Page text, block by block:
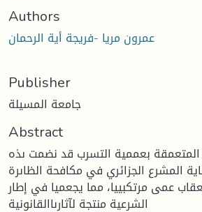
Authors
عمرون مريا -فريجة أية الرحمان
Publisher
جامعة المسيلة
Abstract
المتعمقة بعممية التسرب قد نضمت ىذه
المشرع الجزائري في مكافحة الظاىرة
عمى مرتكبييا، مما يجعميا في إطار
الشرعية منتجة لآثارىاالقانونية